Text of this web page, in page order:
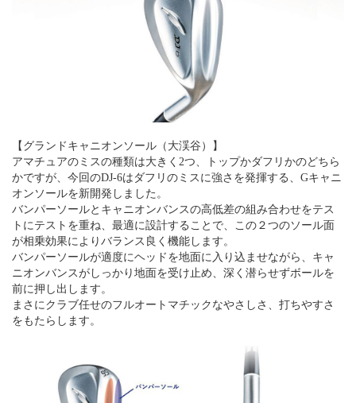
【グランドキャニオンソール（大渓谷）】
アマチュアのミスの種類は大きく2つ、トップかダフリかのどちら
かですが、今回のDJ-6はダフリのミスに強さを発揮する、Gキャニ
オンソールを新開発しました。
バンパーソールとキャニオンバンスの高低差の組み合わせをテス
トにテストを重ね、最適に設計することで、この２つのソール面
が相乗効果によりバランス良く機能します。
バンパーソールが適度にヘッドを地面に入り込ませながら、キャ
ニオンバンスがしっかり地面を受け止め、深く潜らせずボールを
前に押し出します。
まさにクラブ任せのフルオートマチックなやさしさ、打ちやすさ
をもたらします。